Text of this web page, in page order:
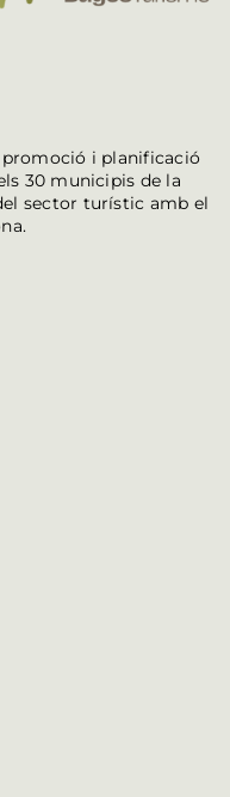
promoció i planificació
30 municipis de la
sector turístic amb el